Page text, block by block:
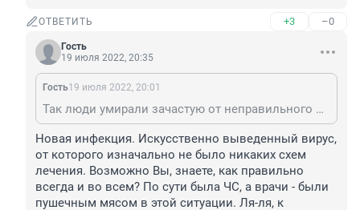
ОТВЕТИТЬ +3 –0
Гость
19 июля 2022, 20:35
Гость19 июля 2022, 20:01
Так люди умирали зачастую от неправильного лечения. Так что не надо тут ля ля
Новая инфекция. Искусственно выведенный вирус,
от которого изначально не было никаких схем
лечения. Возможно Вы, знаете, как правильно
всегда и во всем? По сути была ЧС, а врачи - были
пушечным мясом в этой ситуации. Ля-ля, к